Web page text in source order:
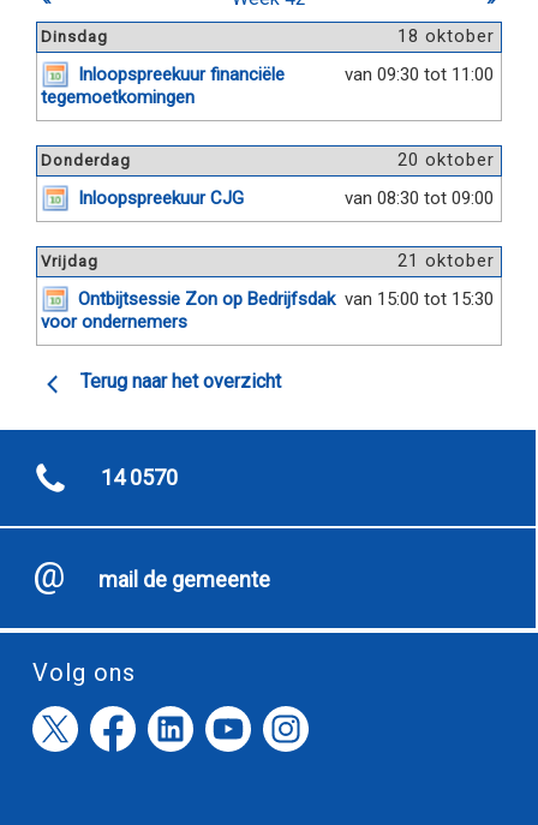
18 oktober
Dinsdag
van 09:30 tot 11:00
Inloopspreekuur financiële
tegemoetkomingen
20 oktober
Donderdag
van 08:30 tot 09:00
Inloopspreekuur CJG
21 oktober
Vrijdag
van 15:00 tot 15:30
Ontbijtsessie Zon op Bedrijfsdak
voor ondernemers
Terug naar het overzicht
14 0570
mail de gemeente
Volg ons